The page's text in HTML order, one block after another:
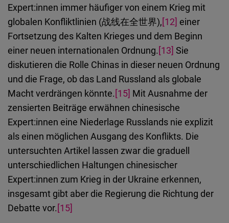
Expert:innen immer häufiger von einem Krieg mit
globalen Konfliktlinien (战线在全世界),[12] einer
Fortsetzung des Kalten Krieges und dem Beginn
einer neuen internationalen Ordnung.[13] Sie
diskutieren die Rolle Chinas in dieser neuen Ordnung
und die Frage, ob das Land Russland als globale
Macht verdrängen könnte.[15] Mit Ausnahme der
zensierten Beiträge erwähnen chinesische
Expert:innen eine Niederlage Russlands nie explizit
als einen möglichen Ausgang des Konflikts. Die
untersuchten Artikel lassen zwar die graduell
unterschiedlichen Haltungen chinesischer
Expert:innen zum Krieg in der Ukraine erkennen,
insgesamt gibt aber die Regierung die Richtung der
Debatte vor.[15]